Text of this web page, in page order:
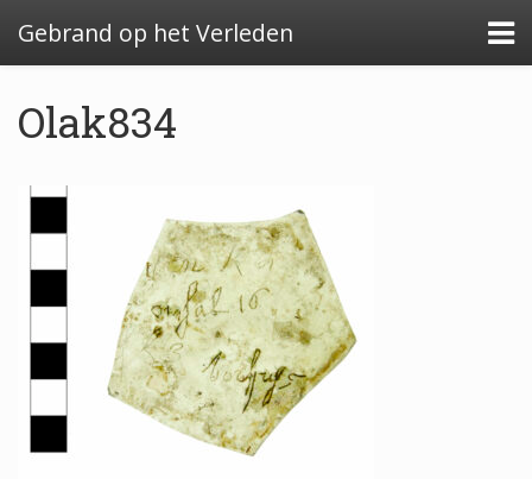
Gebrand op het Verleden
Algemeen: Glazeniersafval in Nederland
Algemeen: de glazenier
Uitwerking: Zutphen-Dieserstraat, 1583-1600
Uitwerking: Oldenzaal-Boterstraat, 1650-1700
Quickscan: Groenlo-Nieuwstad, 1650-1800
Quickscan: Groenlo-Notenboomstraat, 1700-
Olak834